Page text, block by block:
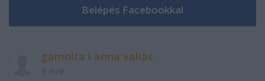
gamolta l anna valias